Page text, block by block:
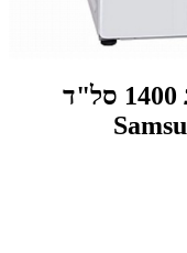
מכונת כביסה פתח חזית 7 ק"ג 1400 סל"ד